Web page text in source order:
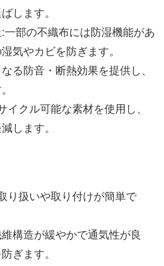
します。
一部の不織布には防湿機能があ
気やカビを防ぎます。
る防音・断熱効果を提供し、
イクル可能な素材を使用し、
します。
り扱いや取り付けが簡単で
構造が緩やかで通気性が良
ぎます。